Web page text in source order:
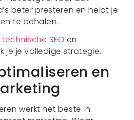
beter presteren en helpt je
te behalen.
technische SEO en
je je volledige strategie.
en
werkt het beste in